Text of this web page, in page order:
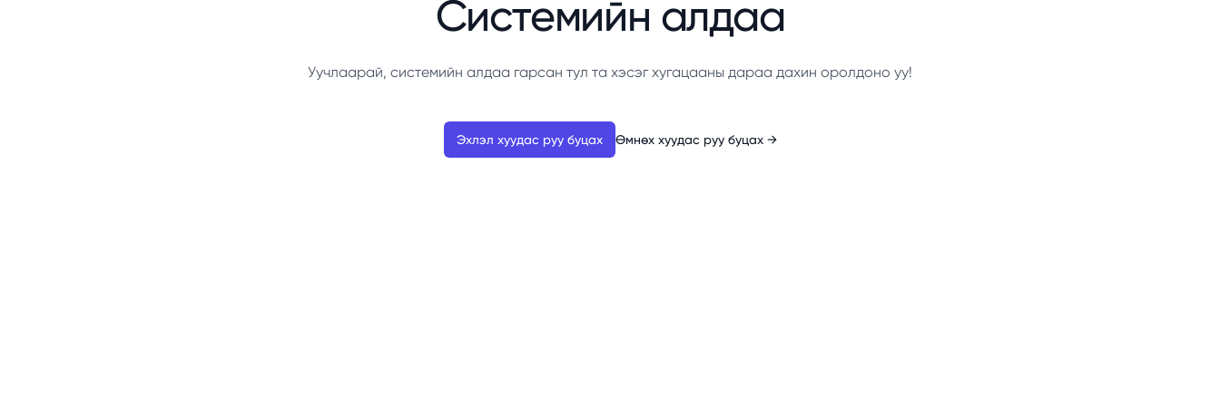
Системийн алдаа
Уучлаарай, системийн алдаа гарсан тул та хэсэг хугацааны дараа дахин оролдоно уу!
Эхлэл хуудас руу буцах Өмнөх хуудас руу буцах →